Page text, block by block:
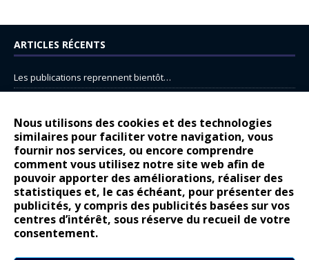
Nous utilisons des cookies et des technologies
similaires pour faciliter votre navigation, vous
fournir nos services, ou encore comprendre
comment vous utilisez notre site web afin de
pouvoir apporter des améliorations, réaliser des
statistiques et, le cas échéant, pour présenter des
publicités, y compris des publicités basées sur vos
centres d’intérêt, sous réserve du recueil de votre
consentement.
ARTICLES RÉCENTS
Les publications reprennent bientôt…
14 juillet : nouveau film de marque pour Citroën
Renault Espace : voyage, voyage…
Peugeot E-208 GTi : naissance d’une légende
COMMENTAIRES RÉCENTS
Bernard DardartdansDacia Sandero : pour les gens vrais